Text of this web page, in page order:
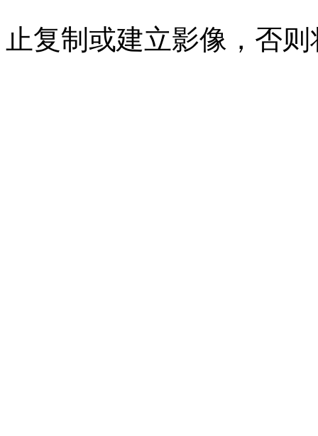
止复制或建立影像，否